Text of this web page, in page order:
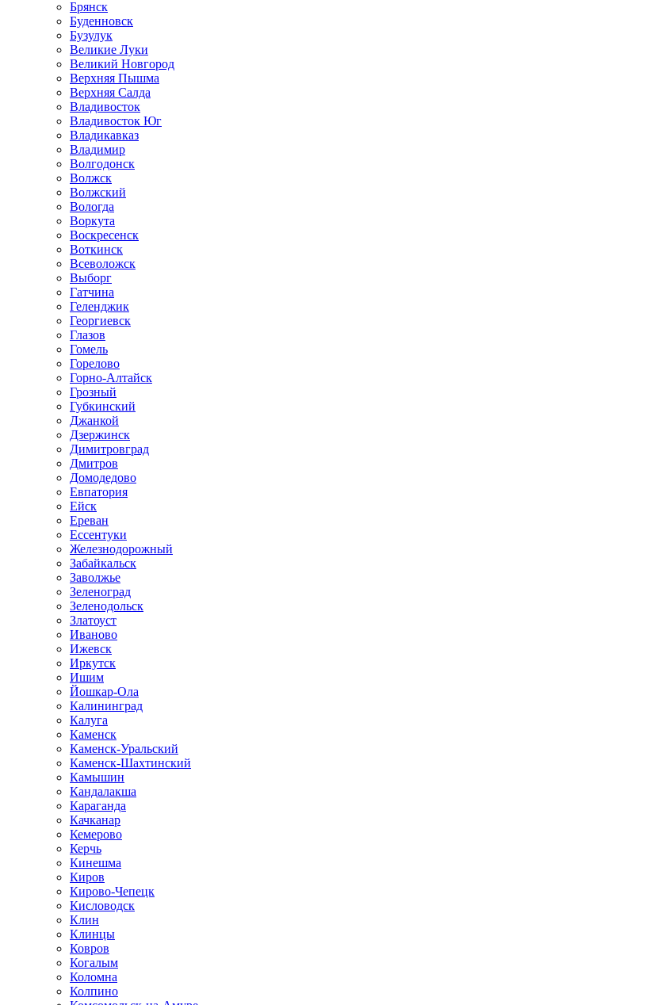
Брянск
Буденновск
Бузулук
Великие Луки
Великий Новгород
Верхняя Пышма
Верхняя Салда
Владивосток
Владивосток Юг
Владикавказ
Владимир
Волгодонск
Волжск
Волжский
Вологда
Воркута
Воскресенск
Воткинск
Всеволожск
Выборг
Гатчина
Геленджик
Георгиевск
Глазов
Гомель
Горелово
Горно-Алтайск
Грозный
Губкинский
Джанкой
Дзержинск
Димитровград
Дмитров
Домодедово
Евпатория
Ейск
Ереван
Ессентуки
Железнодорожный
Забайкальск
Заволжье
Зеленоград
Зеленодольск
Златоуст
Иваново
Ижевск
Иркутск
Ишим
Йошкар-Ола
Калининград
Калуга
Каменск
Каменск-Уральский
Каменск-Шахтинский
Камышин
Кандалакша
Караганда
Качканар
Кемерово
Керчь
Кинешма
Киров
Кирово-Чепецк
Кисловодск
Клин
Клинцы
Ковров
Когалым
Коломна
Колпино